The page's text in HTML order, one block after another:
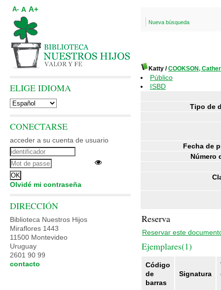
Nueva búsqueda
Katty /COOKSON,
Público
ISBD
Tipo de
Fecha de
Número
Reserva
Reservar este
Ejemplares(1)
Código
de
barras
Signatura
A- A A+
ELIGE IDIOMA
CONECTARSE
acceder a su cuenta de usuario
Olvidé mi contraseña
DIRECCIÓN
Biblioteca Nuestros Hijos
Miraflores 1443
11500 Montevideo
Uruguay
2601 90 99
contacto